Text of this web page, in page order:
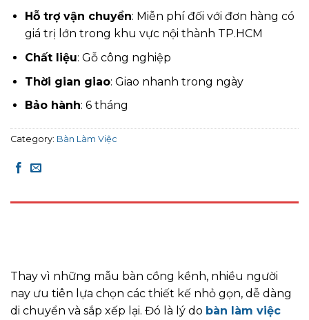
Hỗ trợ vận chuyển: Miễn phí đối với đơn hàng có
giá trị lớn trong khu vực nội thành TP.HCM
Chất liệu: Gỗ công nghiệp
Thời gian giao: Giao nhanh trong ngày
Bảo hành: 6 tháng
Category: Bàn Làm Việc
Thay vì những mẫu bàn cồng kềnh, nhiều người
nay ưu tiên lựa chọn các thiết kế nhỏ gọn, dễ dàng
di chuyển và sắp xếp lại. Đó là lý do bàn làm việc